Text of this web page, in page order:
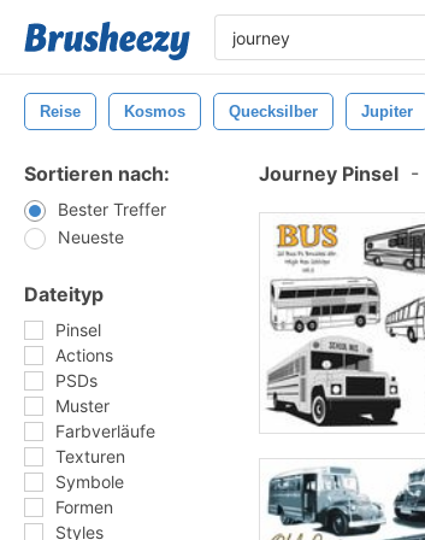
Reise Kosmos Quecksilber Jupiter
Sortieren nach:
Bester Treffer
Neueste
Dateityp
Pinsel
Actions
PSDs
Muster
Farbverläufe
Texturen
Symbole
Formen
Styles
Journey Pinsel -